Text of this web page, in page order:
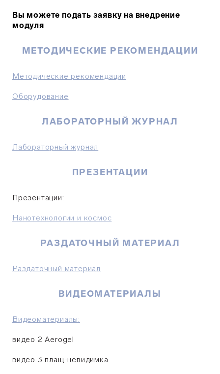
Вы можете подать заявку на внедрение
модуля
МЕТОДИЧЕСКИЕ РЕКОМЕНДАЦИИ
Методические рекомендации
Оборудование
ЛАБОРАТОРНЫЙ ЖУРНАЛ
Лабораторный журнал
ПРЕЗЕНТАЦИИ
Презентации:
Нанотехнологии и космос
РАЗДАТОЧНЫЙ МАТЕРИАЛ
Раздаточный материал
ВИДЕОМАТЕРИАЛЫ
Видеоматериалы:
видео 2 Aerogel
видео 3 плащ-невидимка